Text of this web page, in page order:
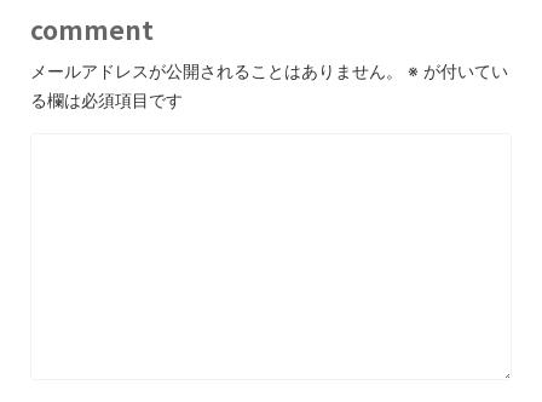
comment
メールアドレスが公開されることはありません。 ※ が付いてい
る欄は必須項目です